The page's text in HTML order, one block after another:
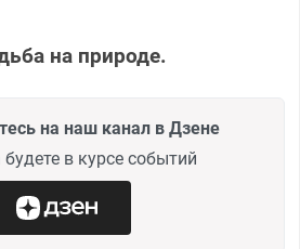
на природе.
на наш канал в Дзене
в курсе событий